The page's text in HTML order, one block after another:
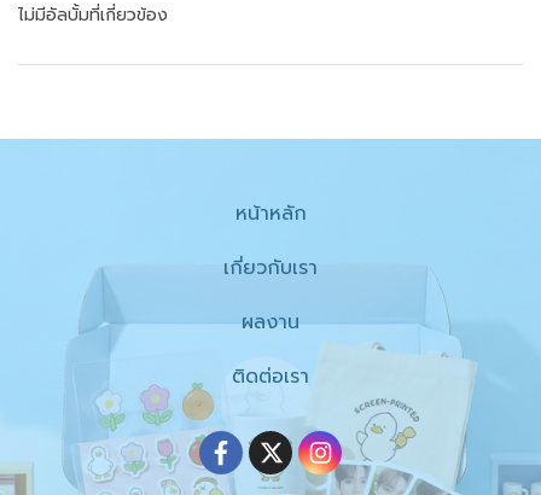
ไม่มีอัลบั้มที่เกี่ยวข้อง
หน้าหลัก
เกี่ยวกับเรา
ผลงาน
ติดต่อเรา